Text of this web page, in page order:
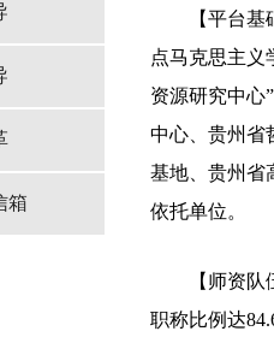
箱
【平台
点马克思主义
资源研究中心
中心、贵州省
基地、贵州省
依托单位。
【师资
职称比例达